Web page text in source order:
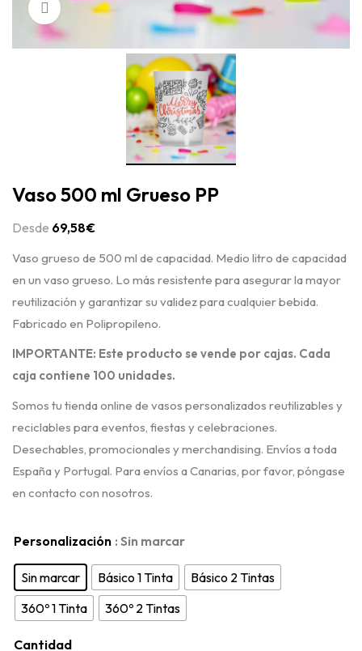
Click to enlarge
Vaso 500 ml Grueso PP
Desde 69,58€
Vaso grueso de 500 ml de capacidad. Medio litro de capacidad
en un vaso grueso. Lo más resistente para asegurar la mayor
reutilización y garantizar su validez para cualquier bebida.
Fabricado en Polipropileno.
IMPORTANTE: Este producto se vende por cajas. Cada
caja contiene 100 unidades.
Somos tu tienda online de vasos personalizados reutilizables y
reciclables para eventos, fiestas y celebraciones.
Desechables, promocionales y merchandising. Envíos a toda
España y Portugal. Para envíos a Canarias, por favor, póngase
en contacto con nosotros.
Personalización : Sin marcar
Sin marcar Básico 1 Tinta
Básico 2 Tintas
360º 1 Tinta
360º 2 Tintas
Cantidad